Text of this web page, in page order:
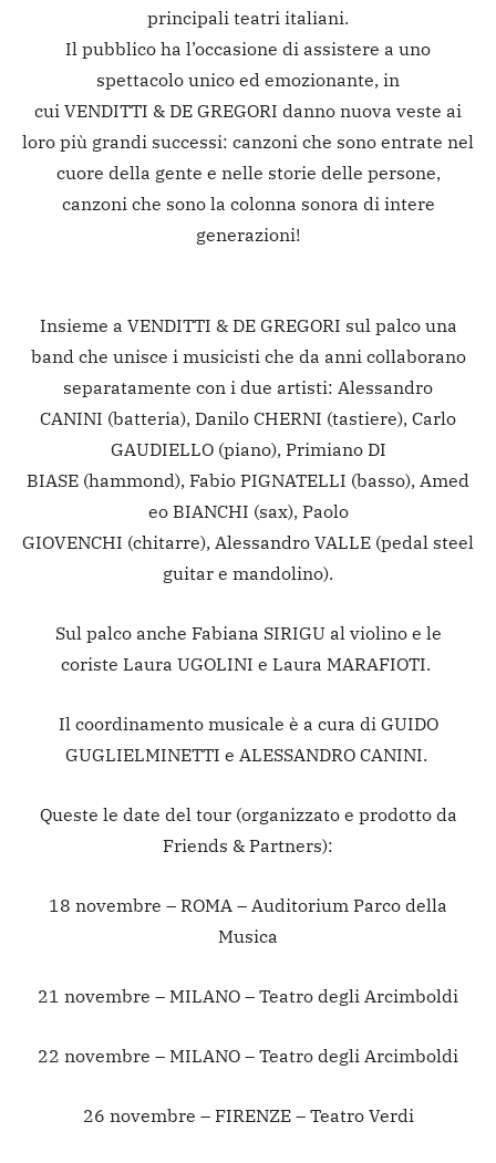
principali teatri italiani.
Il pubblico ha l’occasione di assistere a uno
spettacolo unico ed emozionante, in
cui VENDITTI & DE GREGORI danno nuova veste ai
loro più grandi successi: canzoni che sono entrate nel
cuore della gente e nelle storie delle persone,
canzoni che sono la colonna sonora di intere
generazioni!
Insieme a VENDITTI & DE GREGORI sul palco una
band che unisce i musicisti che da anni collaborano
separatamente con i due artisti: Alessandro
CANINI (batteria), Danilo CHERNI (tastiere), Carlo
GAUDIELLO (piano), Primiano DI
BIASE (hammond), Fabio PIGNATELLI (basso), Amed
eo BIANCHI (sax), Paolo
GIOVENCHI (chitarre), Alessandro VALLE (pedal steel
guitar e mandolino).
Sul palco anche Fabiana SIRIGU al violino e le
coriste Laura UGOLINI e Laura MARAFIOTI.
Il coordinamento musicale è a cura di GUIDO
GUGLIELMINETTI e ALESSANDRO CANINI.
Queste le date del tour (organizzato e prodotto da
Friends & Partners):
18 novembre – ROMA – Auditorium Parco della
Musica
21 novembre – MILANO – Teatro degli Arcimboldi
22 novembre – MILANO – Teatro degli Arcimboldi
26 novembre – FIRENZE – Teatro Verdi